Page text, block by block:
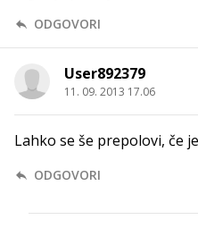
ODGOVORI
User892379
11. 09. 2013 17.06
Lahko se še prepolovi, če
ODGOVORI